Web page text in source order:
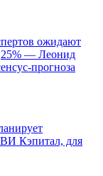
ожидают
— Леонид
прогноза
Кэпитал, для